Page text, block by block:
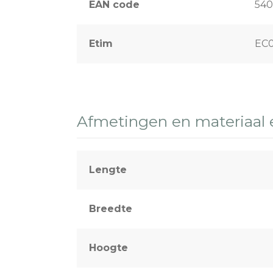
Sport & terreinverlichting
EAN code
Etim
Afmetingen en materiaal
Lengte
Breedte
Hoogte